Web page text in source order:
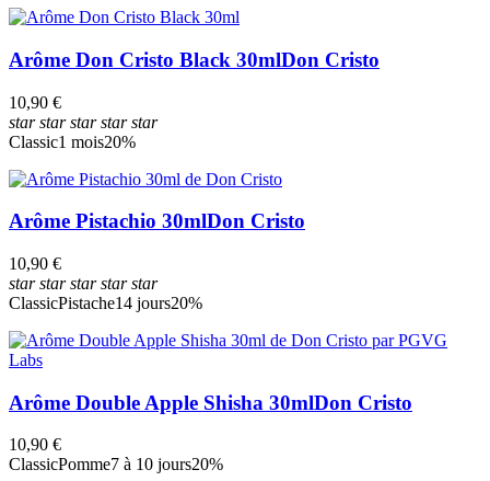
Arôme Don Cristo Black 30mlDon Cristo
10,90 €
starstarstarstarstar
Classic1 mois20%
Arôme Pistachio 30mlDon Cristo
10,90 €
starstarstarstarstar
ClassicPistache14 jours20%
Arôme Double Apple Shisha 30mlDon Cristo
10,90 €
ClassicPomme7 à 10 jours20%